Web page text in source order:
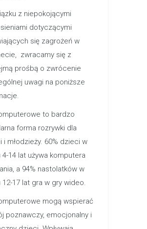
z niepokojącymi
dotyczącymi
się zagrożeń w
zwracamy się z
prośbą o zwrócenie
uwagi na poniższe
to bardzo
forma rozrywki dla
i młodzieży. 60% dzieci w
4-14 lat używa komputera
a 94% nastolatków w
12-17 lat gra w gry wideo.
mogą wspierać
poznawczy, emocjonalny i